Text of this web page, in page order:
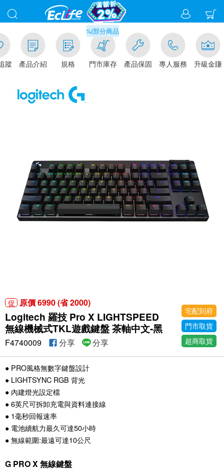
蹤 產品介紹 規格
滿千元門市取貨現折1%(部分商品不適用)-請點我看
門市庫存 產品保固 專人服務 升級金賺
促 原價 6990 (省 2000)
Logitech 羅技 Pro X LIGHTSPEED
無線機械式TKL遊戲鍵盤 茶軸中文-黑
宅配到府
門市取貨
超商取貨
F4740009 分享 分享
● PRO風格無數字鍵盤設計
● LIGHTSYNC RGB 背光
● 內建燈光設定檔
● 6英尺可拆卸充電與資料連接線
● 1毫秒回報速率
● 電池續航力最久可達50小時
● 無線範圍:最遠可達10公尺
G PRO X 無線鍵盤